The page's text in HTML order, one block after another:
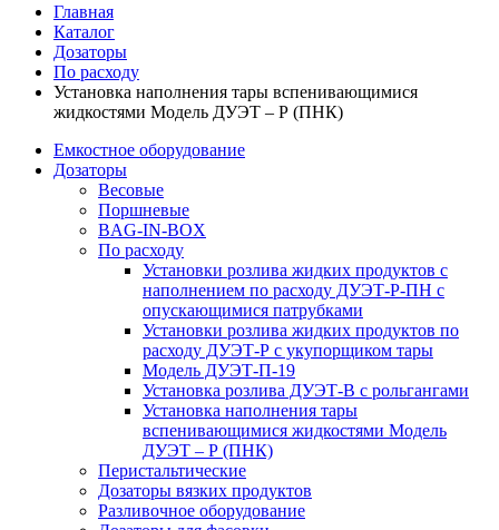
Главная
Каталог
Дозаторы
По расходу
Установка наполнения тары вспенивающимися
жидкостями Модель ДУЭТ – Р (ПНК)
Емкостное оборудование
Дозаторы
Весовые
Поршневые
BAG-IN-BOX
По расходу
Установки розлива жидких продуктов с
наполнением по расходу ДУЭТ-Р-ПН с
опускающимися патрубками
Установки розлива жидких продуктов по
расходу ДУЭТ-Р с укупорщиком тары
Модель ДУЭТ-П-19
Установка розлива ДУЭТ-В с рольгангами
Установка наполнения тары
вспенивающимися жидкостями Модель
ДУЭТ – Р (ПНК)
Перистальтические
Дозаторы вязких продуктов
Разливочное оборудование